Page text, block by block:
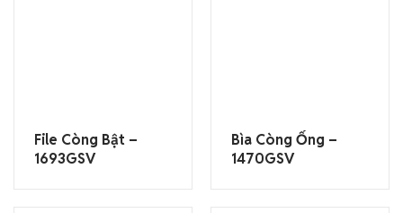
File Còng Bật –
1693GSV
Bìa Còng Ống –
1470GSV